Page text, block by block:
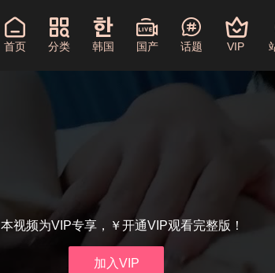
首页 分类 韩国 国产 话题 VIP
本视频为VIP专享，￥开通VIP观看完整版！
加入VIP